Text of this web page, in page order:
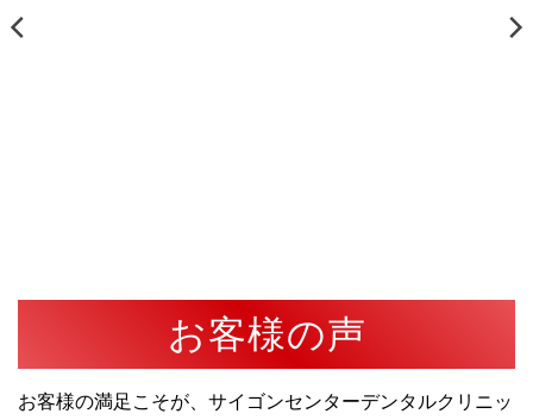
お客様の声
お客様の満足こそが、サイゴンセンターデンタルクリニッ